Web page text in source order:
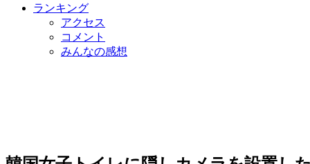
ランキング
アクセス
コメント
みんなの感想